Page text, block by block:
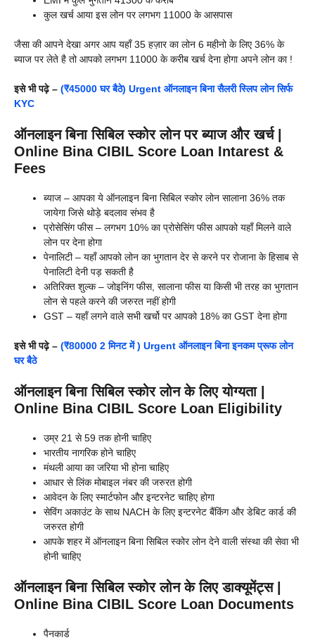
कुल खर्च आया इस लोन पर लगभग 11000 के आसपास
जैसा की आपने देखा अगर आप यहाँ 35 हज़ार का लोन 6 महीनो के लिए 36% के
ब्याज पर लेते है तो आपको लगभग 11000 के करीब खर्च देना होगा अपने लोन का !
इसे भी पढ़े – (₹45000 घर बैठे) Urgent ऑनलाइन बिना सैलरी स्लिप लोन सिर्फ
KYC
ऑनलाइन बिना सिबिल स्कोर लोन पर ब्याज और खर्च |
Online Bina CIBIL Score Loan Intarest &
Fees
ब्याज – आपका ये ऑनलाइन बिना सिबिल स्कोर लोन सालाना 36% तक
जायेगा जिसे थोड़े बदलाव संभव है
प्रोसेसिंग फीस – लगभग 10% का प्रोसेसिंग फीस आपको यहाँ मिलने वाले
लोन पर देना होगा
पेनालिटी – यहाँ आपको लोन का भुगतान देर से करने पर रोजाना के हिसाब से
पेनालिटी देनी पड़ सकती है
अतिरिक्त शुल्क – जोइनिंग फीस, सालाना फीस या किसी भी तरह का भुगतान
लोन से पहले करने की जरुरत नहीं होगी
GST – यहाँ लगने वाले सभी खर्चो पर आपको 18% का GST देना होगा
इसे भी पढ़े – (₹80000 2 मिनट में ) Urgent ऑनलाइन बिना इनकम प्रूफ लोन
घर बैठे
ऑनलाइन बिना सिबिल स्कोर लोन के लिए योग्यता |
Online Bina CIBIL Score Loan Eligibility
उम्र 21 से 59 तक होनी चाहिए
भारतीय नागरिक होने चाहिए
मंथली आया का जरिया भी होना चाहिए
आधार से लिंक मोबाइल नंबर की जरुरत होगी
आवेदन के लिए स्मार्टफोन और इन्टरनेट चाहिए होगा
सेविंग अकाउंट के साथ NACH के लिए इन्टरनेट बैंकिंग और डेबिट कार्ड की
जरुरत होगी
आपके शहर में ऑनलाइन बिना सिबिल स्कोर लोन देने वाली संस्था की सेवा भी
होनी चाहिए
ऑनलाइन बिना सिबिल स्कोर लोन के लिए डाक्यूमेंट्स |
Online Bina CIBIL Score Loan Documents
पैनकार्ड